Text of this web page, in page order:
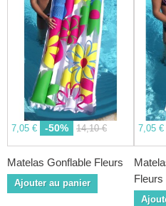
7,05 € -50% 14,10 €
Matelas Gonflable Fleurs
Ajouter au panier
7,05 €
Fleurs